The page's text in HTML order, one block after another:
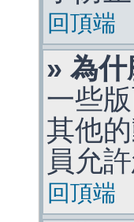
回頂端
» 為
一些
其他
員允
回頂端